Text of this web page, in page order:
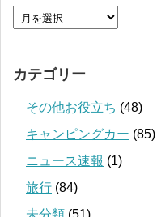
カテゴリー
その他お役立ち (48)
キャンピングカー (85)
ニュース速報 (1)
旅行 (84)
未分類 (51)